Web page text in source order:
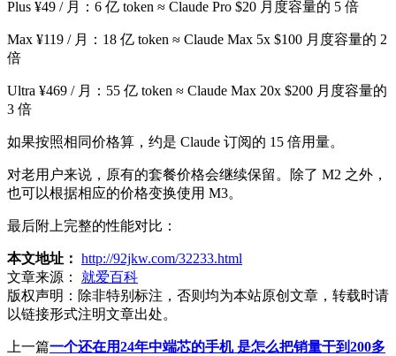
Plus ¥49 / 月：6 亿 token ≈ Claude Pro $20 月度容量的 5 倍
Max ¥119 / 月：18 亿 token ≈ Claude Max 5x $100 月度容量的 2
倍
Ultra ¥469 / 月：55 亿 token ≈ Claude Max 20x $200 月度容量的
3 倍
如果按照相同价格算，约是 Claude 订阅的 15 倍用量。
对老用户来说，原有的套餐价格会继续保留。除了 M2 之外，
也可以根据相应的价格变换使用 M3。
最后附上完整的性能对比：
本文地址： http://92jkw.com/32233.html
文章来源：
就爱百科
版权声明： 除非特别标注，否则均为本站原创文章，转载时请
以链接形式注明文章出处。
上一篇一个还在用24年中端芯的手机 是怎么把销量干到200多